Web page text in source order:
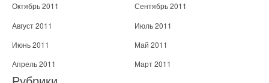
Октябрь 2011
Сентябрь 2011
Август 2011
Июль 2011
Июнь 2011
Май 2011
Апрель 2011
Март 2011